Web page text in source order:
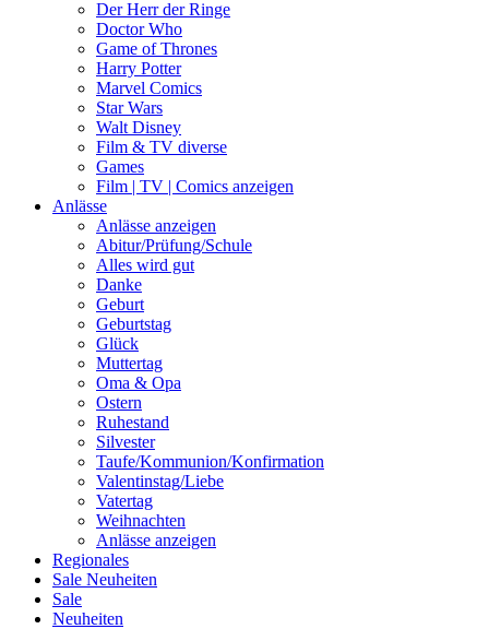
Der Herr der Ringe
Doctor Who
Game of Thrones
Harry Potter
Marvel Comics
Star Wars
Walt Disney
Film & TV diverse
Games
Film | TV | Comics anzeigen
Anlässe
Anlässe anzeigen
Abitur/Prüfung/Schule
Alles wird gut
Danke
Geburt
Geburtstag
Glück
Muttertag
Oma & Opa
Ostern
Ruhestand
Silvester
Taufe/Kommunion/Konfirmation
Valentinstag/Liebe
Vatertag
Weihnachten
Anlässe anzeigen
Regionales
Sale Neuheiten
Sale
Neuheiten